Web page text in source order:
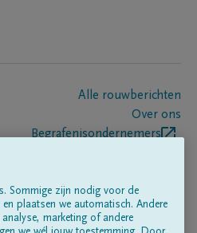
Alle rouwberichten
Over ons
Begrafenisondernemers
Sommige zijn nodig voor de
plaatsen we automatisch. Andere
marketing of andere